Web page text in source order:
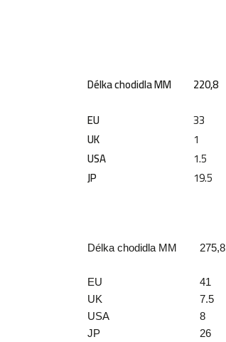
Délka chodidla MM 220,8
EU
33
UK
1
USA
1.5
JP
19.5
Délka chodidla MM 275,8
EU 41
UK
7.5
USA
8
JP
26